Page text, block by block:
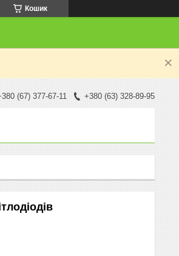
Кошик
(67) 377-67-11 +380 (63) 328-89-95